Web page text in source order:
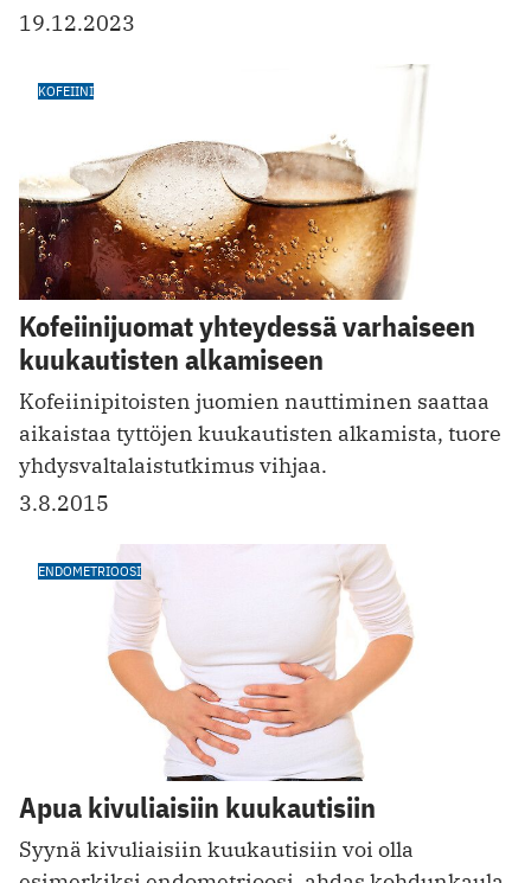
19.12.2023
KOFEIINI
Kofeiinijuomat yhteydessä varhaiseen
kuukautisten alkamiseen
Kofeiinipitoisten juomien nauttiminen saattaa
aikaistaa tyttöjen kuukautisten alkamista, tuore
yhdysvaltalaistutkimus vihjaa.
3.8.2015
ENDOMETRIOOSI
Apua kivuliaisiin kuukautisiin
Syynä kivuliaisiin kuukautisiin voi olla